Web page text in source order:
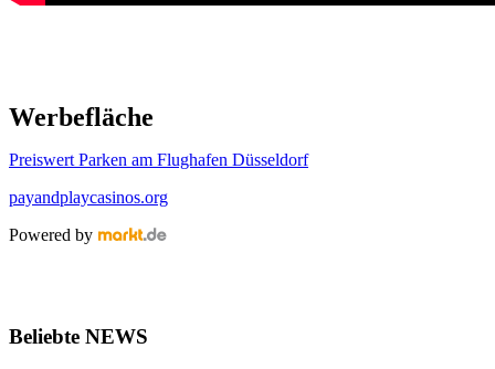
Werbefläche
Preiswert Parken am Flughafen Düsseldorf
payandplaycasinos.org
Powered by
Beliebte NEWS